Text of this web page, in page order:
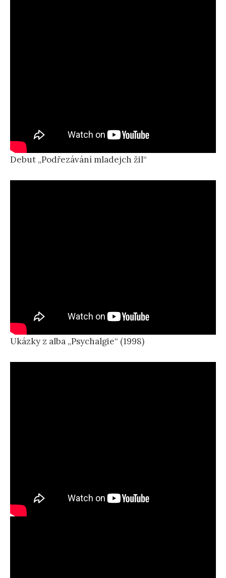
Debut „Podřezávání mladejch žil“
Ukázky z alba „Psychalgie“ (1998)